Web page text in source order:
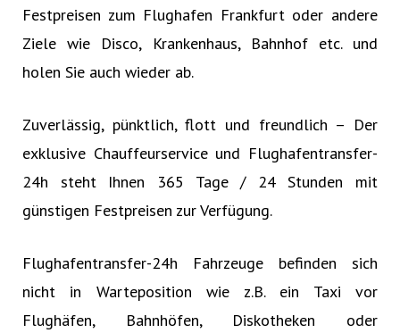
Festpreisen zum Flughafen Frankfurt oder andere
Ziele wie Disco, Krankenhaus, Bahnhof etc. und
holen Sie auch wieder ab.
Zuverlässig, pünktlich, flott und freundlich – Der
exklusive Chauffeurservice und Flughafentransfer-
24h steht Ihnen 365 Tage / 24 Stunden mit
günstigen Festpreisen zur Verfügung.
Flughafentransfer-24h Fahrzeuge befinden sich
nicht in Warteposition wie z.B. ein Taxi vor
Flughäfen, Bahnhöfen, Diskotheken oder